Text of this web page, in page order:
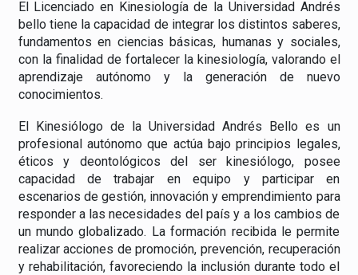
El Licenciado en Kinesiología de la Universidad Andrés
bello tiene la capacidad de integrar los distintos saberes,
fundamentos en ciencias básicas, humanas y sociales,
con la finalidad de fortalecer la kinesiología, valorando el
aprendizaje autónomo y la generación de nuevo
conocimientos.
El Kinesiólogo de la Universidad Andrés Bello es un
profesional autónomo que actúa bajo principios legales,
éticos y deontológicos del ser kinesiólogo, posee
capacidad de trabajar en equipo y participar en
escenarios de gestión, innovación y emprendimiento para
responder a las necesidades del país y a los cambios de
un mundo globalizado. La formación recibida le permite
realizar acciones de promoción, prevención, recuperación
y rehabilitación, favoreciendo la inclusión durante todo el